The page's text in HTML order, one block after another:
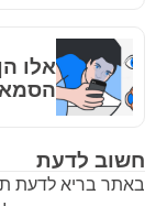
חשוב לדעת
באתר בריא לדעת
אלו